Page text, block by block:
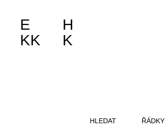
E
KK
H
K
HLEDAT ŘÁDKY